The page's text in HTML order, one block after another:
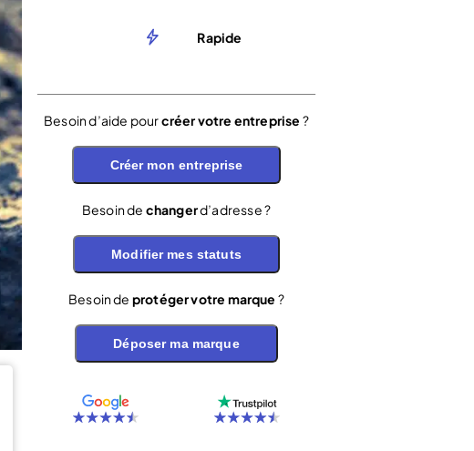
Rapide
Besoin d’aide pourcréer votre entreprise ?
Créer mon entreprise
Besoin de changerd’adresse ?
Modifier mes statuts
Besoin de protéger votre marque ?
Déposer ma marque